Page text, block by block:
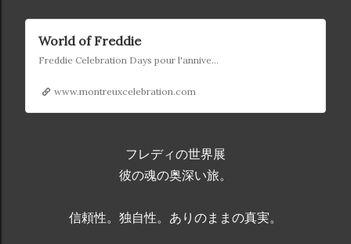
World of Freddie
Freddie Celebration Days pour l'anniversaire de Freddie Mercury
www.montreuxcelebration.com
フレディの世界展
彼の魂の奥深い旅。
信頼性。独自性。ありのままの真実。